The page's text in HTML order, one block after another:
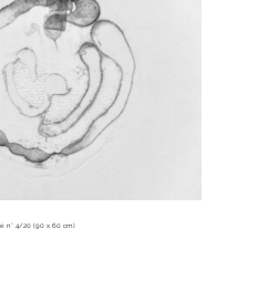
n° 4/20 (90 x 60 cm)